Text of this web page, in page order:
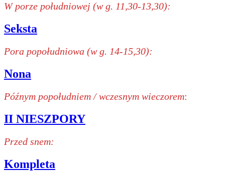
W porze południowej (w g. 11,30-13,30):
Seksta
Pora popołudniowa (w g. 14-15,30):
Nona
Późnym popołudniem / wczesnym wieczorem:
II NIESZPORY
Przed snem:
Kompleta